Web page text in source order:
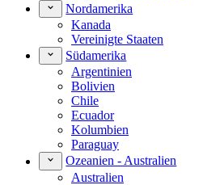
Nordamerika
Kanada
Vereinigte Staaten
Südamerika
Argentinien
Bolivien
Chile
Ecuador
Kolumbien
Paraguay
Ozeanien - Australien
Australien